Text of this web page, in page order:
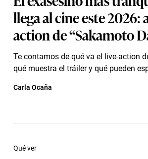
llega al cine este 2026:
action de “Sakamoto
Te contamos de qué va el live-action
qué muestra el tráiler y qué pueden
Carla Ocaña
Qué ver